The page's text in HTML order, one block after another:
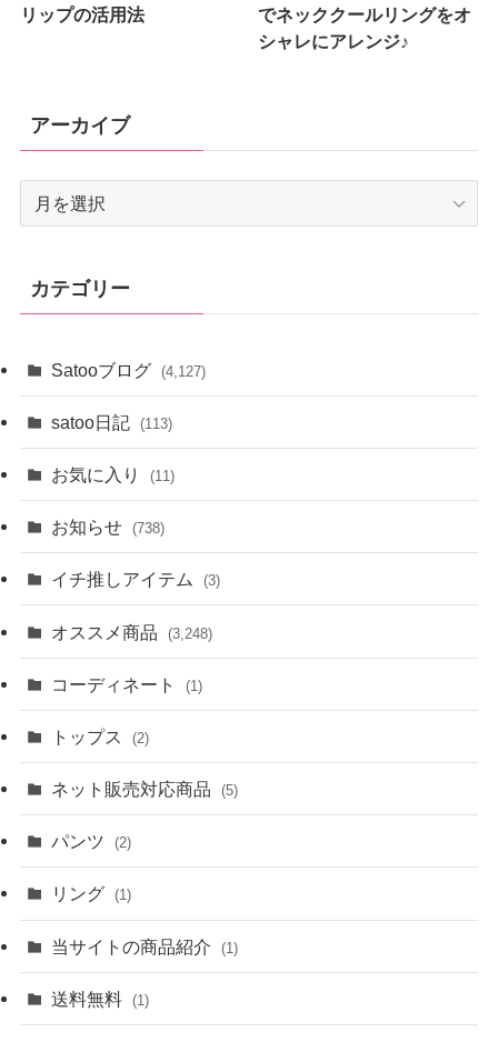
リップの活用法
でネッククールリングをオ
シャレにアレンジ♪
アーカイブ
ブ
カテゴリー
Satooブログ (4,127)
satoo日記 (113)
お気に入り (11)
お知らせ (738)
イチ推しアイテム (3)
オススメ商品 (3,248)
コーディネート (1)
トップス (2)
ネット販売対応商品 (5)
パンツ (2)
リング (1)
当サイトの商品紹介 (1)
送料無料 (1)